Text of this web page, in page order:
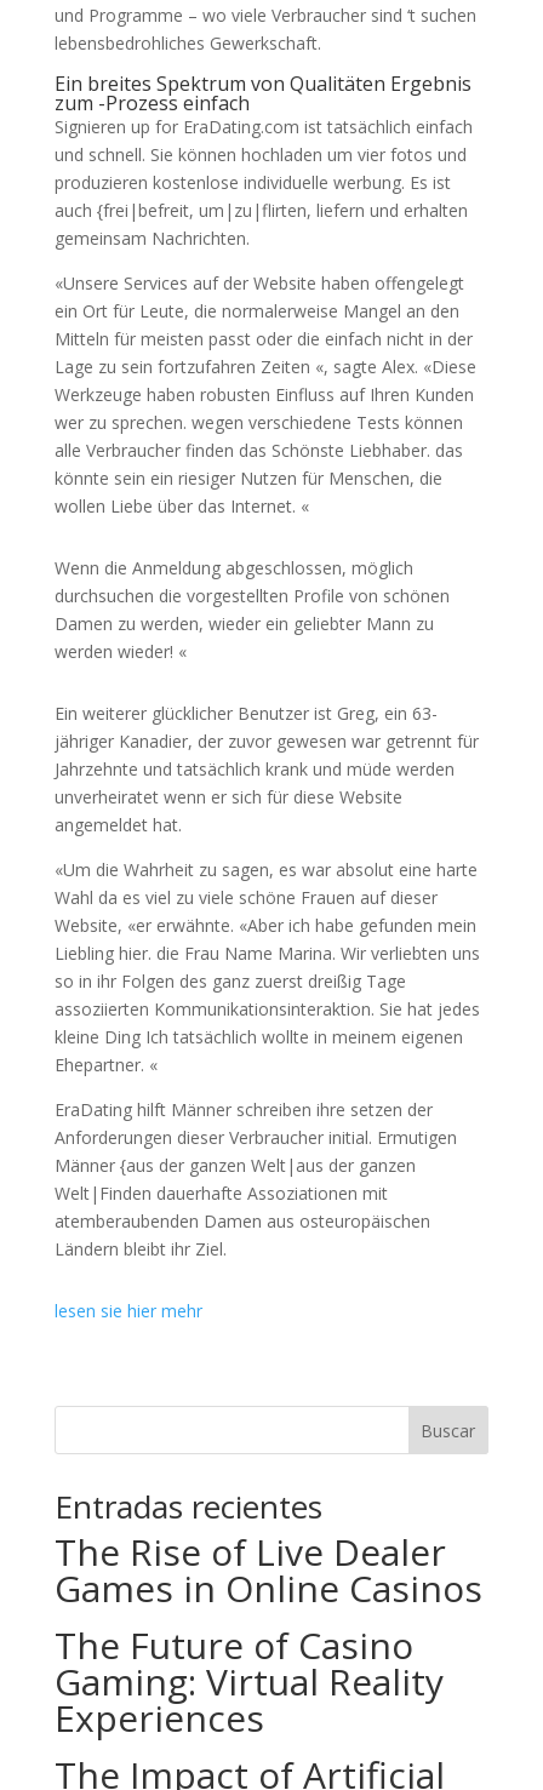
und Programme – wo viele Verbraucher sind ‘t suchen
lebensbedrohliches Gewerkschaft.
Ein breites Spektrum von Qualitäten Ergebnis
zum -Prozess einfach
Signieren up for EraDating.com ist tatsächlich einfach
und schnell. Sie können hochladen um vier fotos und
produzieren kostenlose individuelle werbung. Es ist
auch {frei|befreit, um|zu|flirten, liefern und erhalten
gemeinsam Nachrichten.
«Unsere Services auf der Website haben offengelegt
ein Ort für Leute, die normalerweise Mangel an den
Mitteln für meisten passt oder die einfach nicht in der
Lage zu sein fortzufahren Zeiten «, sagte Alex. «Diese
Werkzeuge haben robusten Einfluss auf Ihren Kunden
wer zu sprechen. wegen verschiedene Tests können
alle Verbraucher finden das Schönste Liebhaber. das
könnte sein ein riesiger Nutzen für Menschen, die
wollen Liebe über das Internet. «
Wenn die Anmeldung abgeschlossen, möglich
durchsuchen die vorgestellten Profile von schönen
Damen zu werden, wieder ein geliebter Mann zu
werden wieder! «
Ein weiterer glücklicher Benutzer ist Greg, ein 63-
jähriger Kanadier, der zuvor gewesen war getrennt für
Jahrzehnte und tatsächlich krank und müde werden
unverheiratet wenn er sich für diese Website
angemeldet hat.
«Um die Wahrheit zu sagen, es war absolut eine harte
Wahl da es viel zu viele schöne Frauen auf dieser
Website, «er erwähnte. «Aber ich habe gefunden mein
Liebling hier. die Frau Name Marina. Wir verliebten uns
so in ihr Folgen des ganz zuerst dreißig Tage
assoziierten Kommunikationsinteraktion. Sie hat jedes
kleine Ding Ich tatsächlich wollte in meinem eigenen
Ehepartner. «
EraDating hilft Männer schreiben ihre setzen der
Anforderungen dieser Verbraucher initial. Ermutigen
Männer {aus der ganzen Welt|aus der ganzen
Welt|Finden dauerhafte Assoziationen mit
atemberaubenden Damen aus osteuropäischen
Ländern bleibt ihr Ziel.
lesen sie hier mehr
Buscar
Entradas recientes
The Rise of Live Dealer
Games in Online Casinos
The Future of Casino
Gaming: Virtual Reality
Experiences
The Impact of Artificial